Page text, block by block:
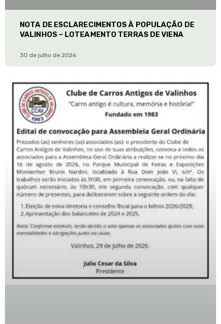
NOTA DE ESCLARECIMENTOS À POPULAÇÃO DE
VALINHOS – LOTEAMENTO TERRAS DE VIENA
30 de julho de 2026